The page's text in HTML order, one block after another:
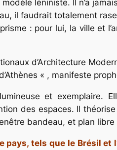
léniniste. Il n’a
il faudrait totalement
: pour lui, la ville et
d’Architecture
« , manifeste
et exemplaire.
des espaces. Il
bandeau, et plan
pays, tels que le Brésil